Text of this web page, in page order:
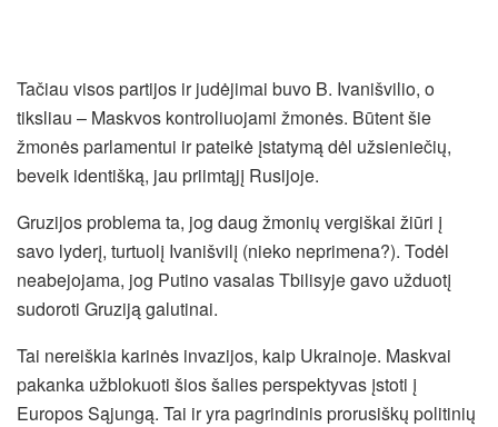
Tačiau visos partijos ir judėjimai buvo B. Ivanišvilio, o
tiksliau – Maskvos kontroliuojami žmonės. Būtent šie
žmonės parlamentui ir pateikė įstatymą dėl užsieniečių,
beveik identišką, jau priimtąjį Rusijoje.
Gruzijos problema ta, jog daug žmonių vergiškai žiūri į
savo lyderį, turtuolį Ivanišvilį (nieko neprimena?). Todėl
neabejojama, jog Putino vasalas Tbilisyje gavo užduotį
sudoroti Gruziją galutinai.
Tai nereiškia karinės invazijos, kaip Ukrainoje. Maskvai
pakanka užblokuoti šios šalies perspektyvas įstoti į
Europos Sąjungą. Tai ir yra pagrindinis prorusiškų politinių